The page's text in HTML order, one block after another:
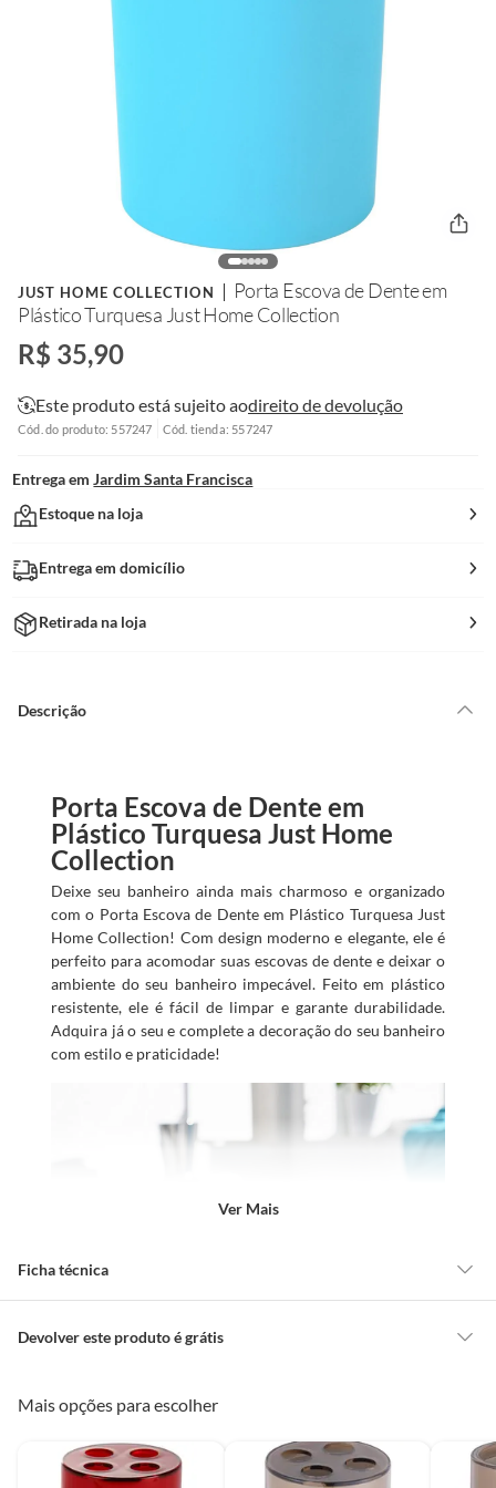
JUST HOME COLLECTION
Porta Escova de Dente em
Plástico Turquesa Just Home Collection
R$ 35,90
Este produto está sujeito aodireito de devolução
Cód. do produto: 557247 Cód. tienda: 557247
Entrega em Jardim Santa Francisca
Estoque na loja
Entrega em domicílio
Retirada na loja
Descrição
Porta Escova de Dente em
Plástico Turquesa Just Home
Collection
Deixe seu banheiro ainda mais charmoso e organizado
com o Porta Escova de Dente em Plástico Turquesa Just
Home Collection! Com design moderno e elegante, ele é
perfeito para acomodar suas escovas de dente e deixar o
ambiente do seu banheiro impecável. Feito em plástico
resistente, ele é fácil de limpar e garante durabilidade.
Adquira já o seu e complete a decoração do seu banheiro
com estilo e praticidade!
Ver Mais
Ficha técnica
Modelo
Peso Bruto
Comprimento do
8 cm
Devolver este produto é grátis
ou oriundos das lojas da Construdecor, no entanto, a troca só é
obrigatória quando este produto apresentar vício, ou seja, quando
Mais opções para escolher